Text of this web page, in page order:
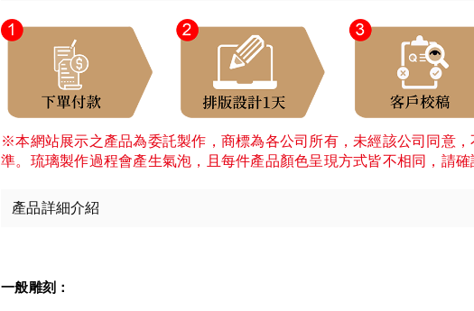
※本網站展示之產品為委託製作，商標為各公司所有，未經該公司同意
準。琉璃製作過程會產生氣泡，且每件產品顏色呈現方式皆不相同，請
產品詳細介紹
一般雕刻：